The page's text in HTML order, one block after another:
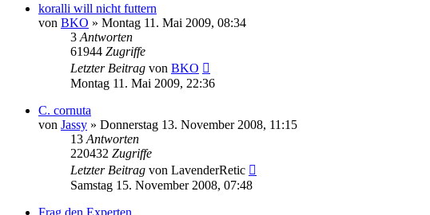
koralli will nicht futtern
von BKO » Montag 11. Mai 2009, 08:34
3 Antworten
61944 Zugriffe
Letzter Beitrag von BKO
Montag 11. Mai 2009, 22:36
C. cornuta
von Jassy » Donnerstag 13. November 2008, 11:15
13 Antworten
220432 Zugriffe
Letzter Beitrag von LavenderRetic
Samstag 15. November 2008, 07:48
Frag den Experten